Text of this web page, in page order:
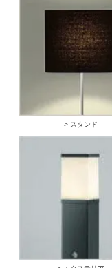
> スタンド